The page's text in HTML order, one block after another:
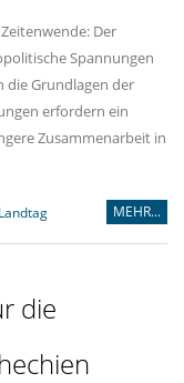
Der
Spannungen
die Grundlagen der
erfordern ein
Zusammenarbeit in
MEHR...
die